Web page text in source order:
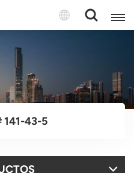
English
Русский
بالعربية
中文
141-43-5